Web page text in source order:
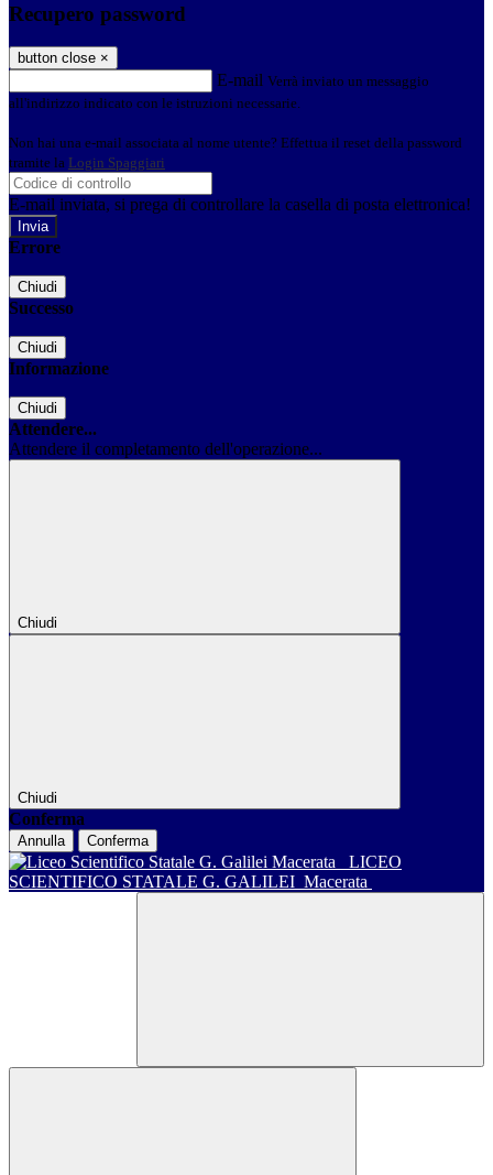
Recupero password
button close ×
E-mail Verrà inviato un messaggio
all'indirizzo indicato con le istruzioni necessarie.
Non hai una e-mail associata al nome utente? Effettua il reset della password
tramite la Login Spaggiari
E-mail inviata, si prega di controllare la casella di posta elettronica!
Errore
Chiudi
Successo
Chiudi
Informazione
Chiudi
Attendere...
Attendere il completamento dell'operazione...
Chiudi
Chiudi
Conferma
Annulla Conferma
LICEO
SCIENTIFICO STATALE G. GALILEI Macerata